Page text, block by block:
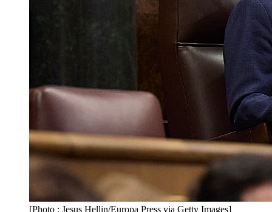
[Photo : Jesus Hellin/Europa Press via Getty Images]